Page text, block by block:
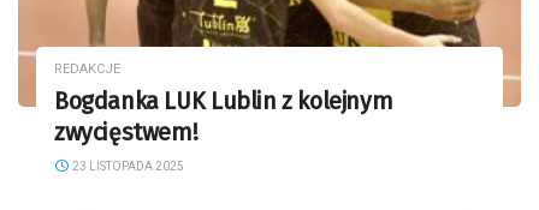
REDAKCJE
Bogdanka LUK Lublin z kolejnym
zwycięstwem!
23 LISTOPADA 2025